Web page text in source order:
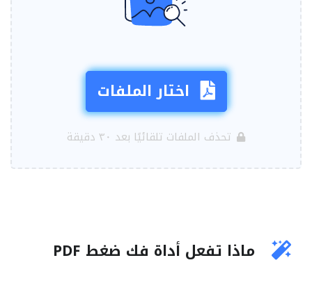
اختار الملفات
تحذف الملفات تلقائيًا بعد ٣٠ دقيقة
ماذا تفعل أداة فك ضغط PDF